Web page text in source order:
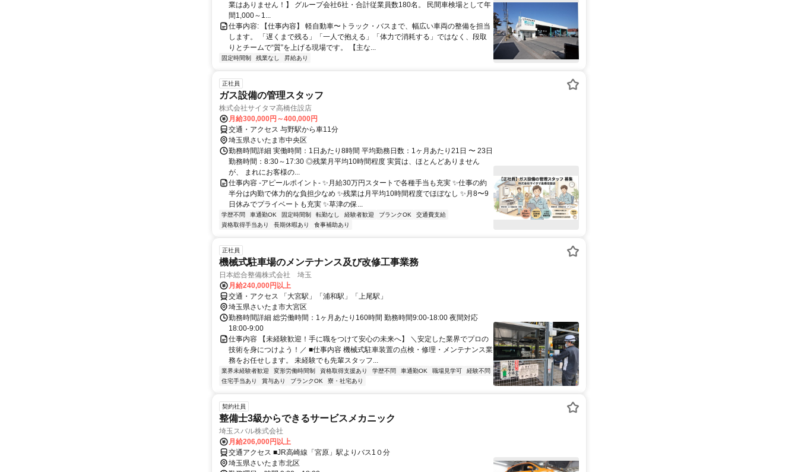
業はありません！】 グループ会社6社・合計従業員数180名。 民間車検場として年
間1,000～1...
仕事内容: 【仕事内容】 軽自動車〜トラック・バスまで、幅広い車両の整備を担当
します。 「遅くまで残る」「一人で抱える」「体力で消耗する」ではなく、段取
りとチームで“質”を上げる現場です。 【主な...
固定時間制 残業なし 昇給あり
正社員
ガス設備の管理スタッフ
株式会社サイタマ高橋住設店
月給300,000円～400,000円
交通・アクセス 与野駅から車11分
埼玉県さいたま市中央区
勤務時間詳細 実働時間：1日あたり8時間 平均勤務日数：1ヶ月あたり21日 〜 23日
勤務時間：8:30～17:30 ◎残業月平均10時間程度 実質は、ほとんどありません
が、 まれにお客様の...
仕事内容 -アピールポイント- ✨月給30万円スタートで各種手当も充実 ✨仕事の約
半分は内勤で体力的な負担少なめ ✨残業は月平均10時間程度でほぼなし ✨月8〜9
日休みでプライベートも充実 ✨草津の保...
学歴不問 車通勤OK 固定時間制 転勤なし 経験者歓迎 ブランクOK
交通費支給
資格取得手当あり
長期休暇あり 食事補助あり
正社員
機械式駐車場のメンテナンス及び改修工事業務
日本総合整備株式会社 埼玉
月給240,000円以上
交通・アクセス 「大宮駅」「浦和駅」「上尾駅」
埼玉県さいたま市大宮区
勤務時間詳細 総労働時間：1ヶ月あたり160時間 勤務時間9:00-18:00 夜間対応
18:00-9:00
仕事内容 【未経験歓迎！手に職をつけて安心の未来へ】 ＼安定した業界でプロの
技術を身につけよう！／ ■仕事内容 機械式駐車装置の点検・修理・メンテナンス業
務をお任せします。 未経験でも先輩スタッフ...
業界未経験者歓迎 変形労働時間制 資格取得支援あり 学歴不問 車通勤OK 職場見学可
経験不問
住宅手当あり
賞与あり ブランクOK 寮・社宅あり
契約社員
整備士3級からできるサービスメカニック
埼玉スバル株式会社
月給206,000円以上
交通アクセス ■JR高崎線「宮原」駅よりバス1０分
埼玉県さいたま市北区